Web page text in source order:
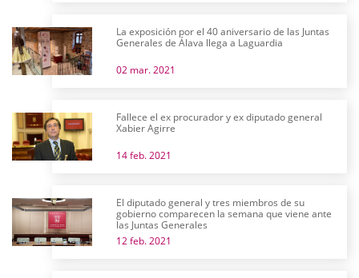
La exposición por el 40 aniversario de las Juntas
Generales de Álava llega a Laguardia
02 mar. 2021
Fallece el ex procurador y ex diputado general
Xabier Agirre
14 feb. 2021
El diputado general y tres miembros de su
gobierno comparecen la semana que viene ante
las Juntas Generales
12 feb. 2021